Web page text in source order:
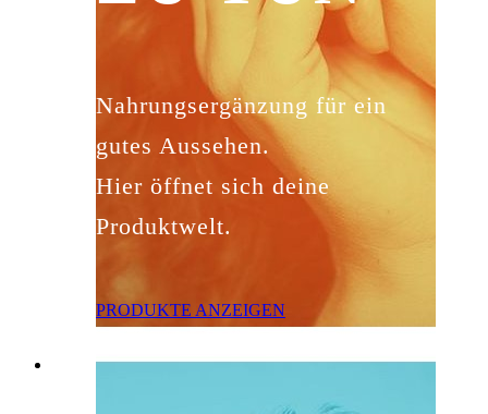
Nahrungsergänzung für ein
gutes Aussehen.
Hier öffnet sich deine
Produktwelt.
PRODUKTE ANZEIGEN